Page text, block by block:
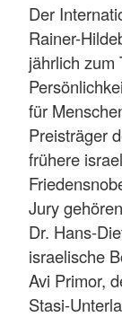
Der
Rainer-
jährlich zum
für
Preisträger
frühere
Jury
Dr. Hans-
israelische
Avi Primor,
Stasi-